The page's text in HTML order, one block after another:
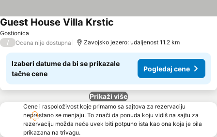
Gostionica
Guest House Villa Krstic
/ Ocena nije dostupna Zavojsko jezero: udaljenost 11.2 km
Izaberi datume da bi se prikazale
tačne cene
Pogledaj cene
Prikaži više
Cene i raspoloživost koje primamo sa sajtova za rezervaciju
neprestano se menjaju. To znači da ponuda koju vidiš na sajtu za
rezervaciju možda neće uvek biti potpuno ista kao ona koja je bila
prikazana na trivagu.